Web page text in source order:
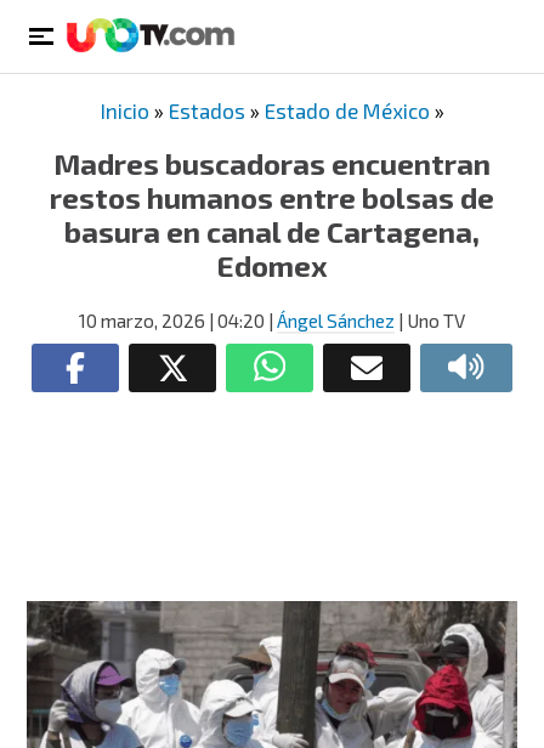
Inicio » Estados » Estado de México »
Madres buscadoras encuentran
restos humanos entre bolsas de
basura en canal de Cartagena,
Edomex
10 marzo, 2026 | 04:20 | Ángel Sánchez | Uno TV